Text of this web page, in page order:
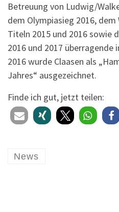
Betreuung von Ludwig/
dem Olympiasieg 2016,
Titeln 2015 und 2016 sowie
2016 und 2017
2016 wurde Claasen als
Jahres“ ausgezeichnet.
Finde ich gut, jetzt teilen:
News